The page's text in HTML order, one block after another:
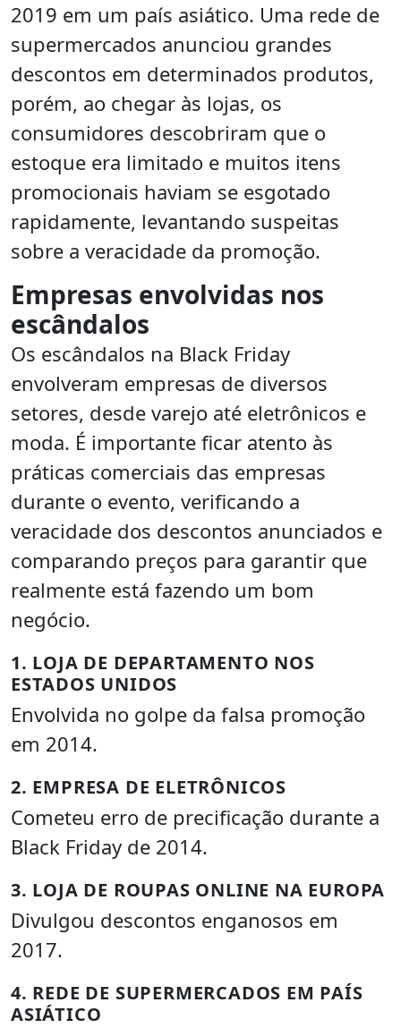
2019 em um país asiático. Uma rede de
supermercados anunciou grandes
descontos em determinados produtos,
porém, ao chegar às lojas, os
consumidores descobriram que o
estoque era limitado e muitos itens
promocionais haviam se esgotado
rapidamente, levantando suspeitas
sobre a veracidade da promoção.
Empresas envolvidas nos
escândalos
Os escândalos na Black Friday
envolveram empresas de diversos
setores, desde varejo até eletrônicos e
moda. É importante ficar atento às
práticas comerciais das empresas
durante o evento, verificando a
veracidade dos descontos anunciados e
comparando preços para garantir que
realmente está fazendo um bom
negócio.
1. LOJA DE DEPARTAMENTO NOS
ESTADOS UNIDOS
Envolvida no golpe da falsa promoção
em 2014.
2. EMPRESA DE ELETRÔNICOS
Cometeu erro de precificação durante a
Black Friday de 2014.
3. LOJA DE ROUPAS ONLINE NA EUROPA
Divulgou descontos enganosos em
2017.
4. REDE DE SUPERMERCADOS EM PAÍS
ASIÁTICO